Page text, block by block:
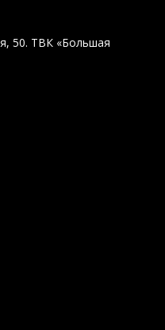
50. ТВК «Большая